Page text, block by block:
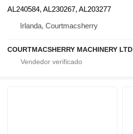
AL240584, AL230267, AL203277
Irlanda, Courtmacsherry
COURTMACSHERRY MACHINERY LTD